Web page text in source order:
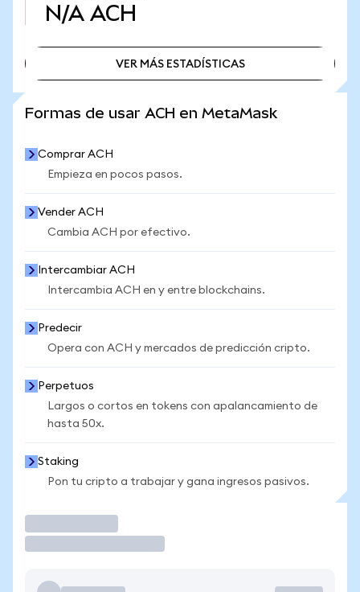
N/A ACH
VER MÁS ESTADÍSTICAS
Formas de usar ACH en MetaMask
Comprar ACH
Empieza en pocos pasos.
Vender ACH
Cambia ACH por efectivo.
Intercambiar ACH
Intercambia ACH en y entre blockchains.
Predecir
Opera con ACH y mercados de predicción cripto.
Perpetuos
Largos o cortos en tokens con apalancamiento de
hasta 50x.
Staking
Pon tu cripto a trabajar y gana ingresos pasivos.